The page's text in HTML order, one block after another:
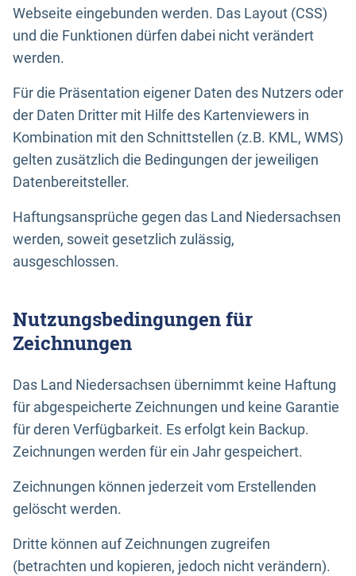
Webseite eingebunden werden. Das Layout (CSS)
und die Funktionen dürfen dabei nicht verändert
werden.
Für die Präsentation eigener Daten des Nutzers oder
der Daten Dritter mit Hilfe des Kartenviewers in
Kombination mit den Schnittstellen (z.B. KML, WMS)
gelten zusätzlich die Bedingungen der jeweiligen
Datenbereitsteller.
Haftungsansprüche gegen das Land Niedersachsen
werden, soweit gesetzlich zulässig,
ausgeschlossen.
Nutzungsbedingungen für
Zeichnungen
Das Land Niedersachsen übernimmt keine Haftung
für abgespeicherte Zeichnungen und keine Garantie
für deren Verfügbarkeit. Es erfolgt kein Backup.
Zeichnungen werden für ein Jahr gespeichert.
Zeichnungen können jederzeit vom Erstellenden
gelöscht werden.
Dritte können auf Zeichnungen zugreifen
(betrachten und kopieren, jedoch nicht verändern).